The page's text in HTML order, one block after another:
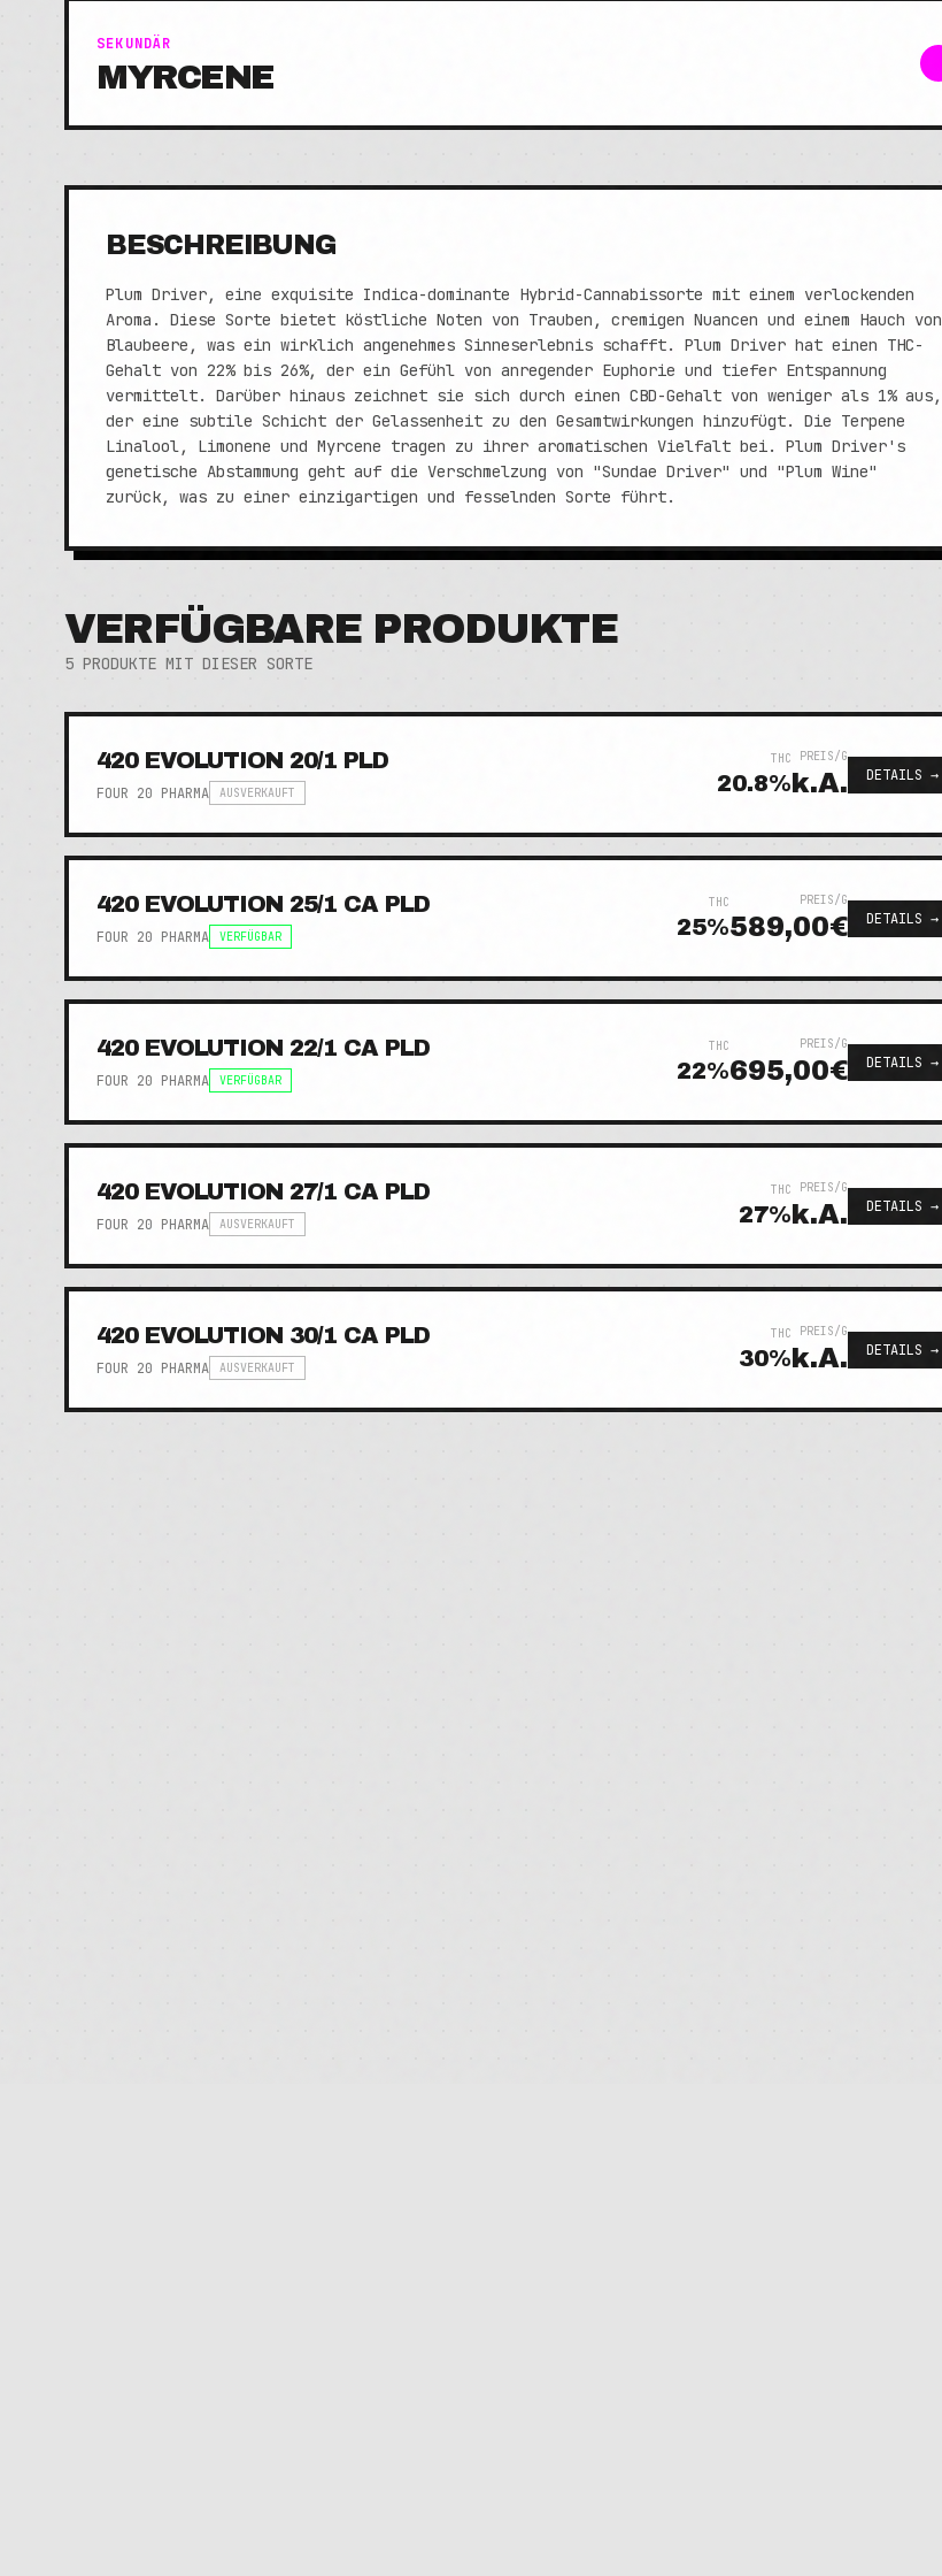
SEKUNDÄR
MYRCENE
BESCHREIBUNG
Plum Driver, eine exquisite Indica-dominante Hybrid-Cannabissorte mit einem verlockenden
Aroma. Diese Sorte bietet köstliche Noten von Trauben, cremigen Nuancen und einem Hauch von
Blaubeere, was ein wirklich angenehmes Sinneserlebnis schafft. Plum Driver hat einen THC-
Gehalt von 22% bis 26%, der ein Gefühl von anregender Euphorie und tiefer Entspannung
vermittelt. Darüber hinaus zeichnet sie sich durch einen CBD-Gehalt von weniger als 1% aus,
der eine subtile Schicht der Gelassenheit zu den Gesamtwirkungen hinzufügt. Die Terpene
Linalool, Limonene und Myrcene tragen zu ihrer aromatischen Vielfalt bei. Plum Driver's
genetische Abstammung geht auf die Verschmelzung von "Sundae Driver" und "Plum Wine"
zurück, was zu einer einzigartigen und fesselnden Sorte führt.
VERFÜGBARE PRODUKTE
5 PRODUKTE MIT DIESER SORTE
420 EVOLUTION 20/1 PLD
FOUR 20 PHARMA AUSVERKAUFT
THC
20.8%
PREIS/G
k.A. DETAILS →
420 EVOLUTION 25/1 CA PLD
FOUR 20 PHARMA VERFÜGBAR
THC
25%
PREIS/G
589,00€ DETAILS →
420 EVOLUTION 22/1 CA PLD
FOUR 20 PHARMA VERFÜGBAR
THC
22%
PREIS/G
695,00€ DETAILS →
420 EVOLUTION 27/1 CA PLD
FOUR 20 PHARMA AUSVERKAUFT
THC
27%
PREIS/G
k.A. DETAILS →
420 EVOLUTION 30/1 CA PLD
FOUR 20 PHARMA AUSVERKAUFT
THC
30%
PREIS/G
k.A. DETAILS →